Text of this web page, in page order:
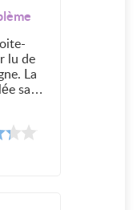
à
lu de
La
sans
bien
suivi
je